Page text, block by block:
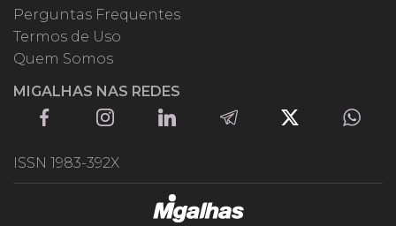
Perguntas Frequentes
Termos de Uso
Quem Somos
MIGALHAS NAS REDES
ISSN 1983-392X